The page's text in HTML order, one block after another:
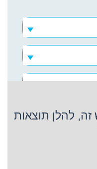
זה, להלן תוצאות